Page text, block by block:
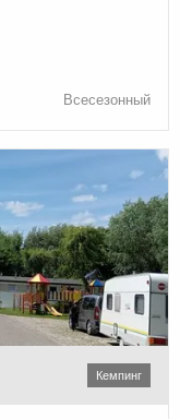
Всесезонный
Кемпинг